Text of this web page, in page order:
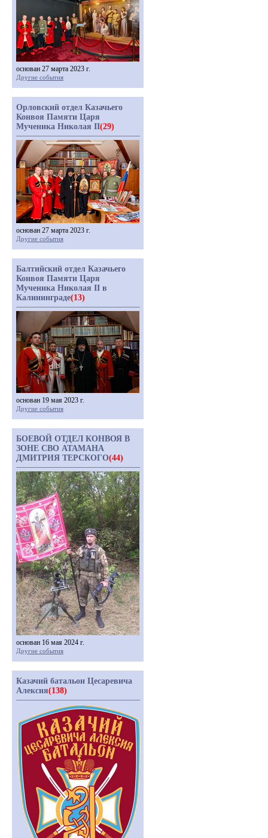
основан 27 марта 2023 г.
Другие события
Орловский отдел Казачьего
Конвоя Памяти Царя
Мученика Николая II(29)
основан 27 марта 2023 г.
Другие события
Балтийский отдел Казачьего
Конвоя Памяти Царя
Мученика Николая II в
Калининграде(13)
основан 19 мая 2023 г.
Другие события
БОЕВОЙ ОТДЕЛ КОНВОЯ В
ЗОНЕ СВО АТАМАНА
ДМИТРИЯ ТЕРСКОГО(44)
основан 16 мая 2024 г.
Другие события
Казачий батальон Цесаревича
Алексия(138)